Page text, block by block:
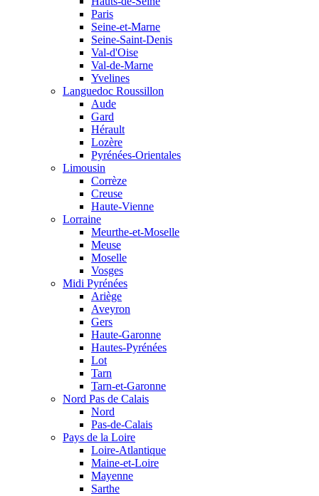
Paris
Seine-et-Marne
Seine-Saint-Denis
Val-d'Oise
Val-de-Marne
Yvelines
Languedoc Roussillon
Aude
Gard
Hérault
Lozère
Pyrénées-Orientales
Limousin
Corrèze
Creuse
Haute-Vienne
Lorraine
Meurthe-et-Moselle
Meuse
Moselle
Vosges
Midi Pyrénées
Ariège
Aveyron
Gers
Haute-Garonne
Hautes-Pyrénées
Lot
Tarn
Tarn-et-Garonne
Nord Pas de Calais
Nord
Pas-de-Calais
Pays de la Loire
Loire-Atlantique
Maine-et-Loire
Mayenne
Sarthe